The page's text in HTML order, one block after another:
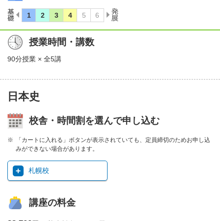
授業時間・講数
90分授業 × 全5講
日本史
校舎・時間割を選んで申し込む
「カートに入れる」ボタンが表示されていても、定員締切のためお申し込
みができない場合があります。
札幌校
講座の料金